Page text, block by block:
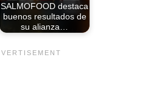
SALMOFOOD destaca
buenos resultados de
su alianza…